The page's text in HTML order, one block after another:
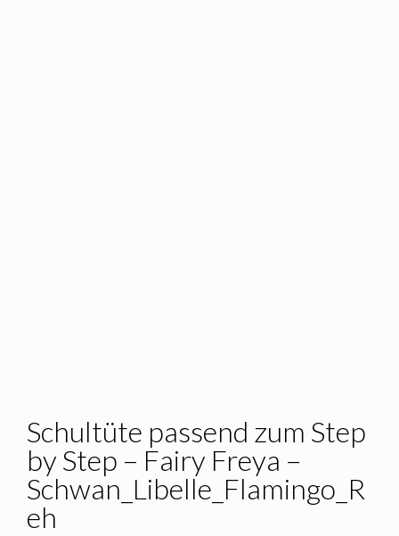
Schultüte passend zum Step
by Step – Fairy Freya –
Schwan_Libelle_Flamingo_R
eh